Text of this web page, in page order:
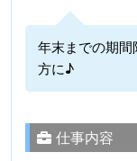
年末までの期
方に♪
仕事内容